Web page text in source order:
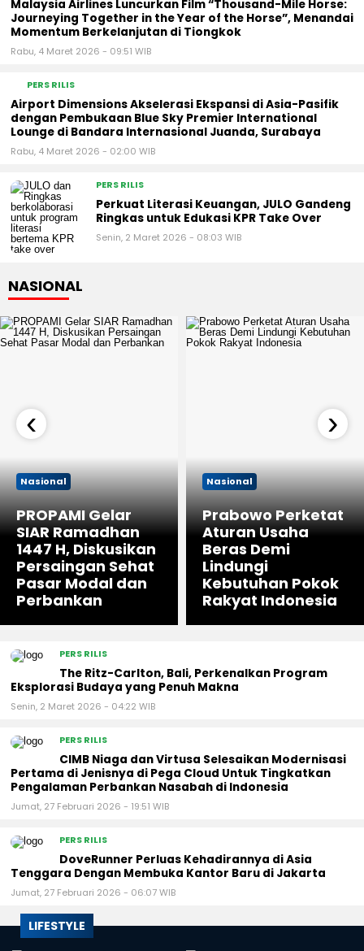
Malaysia Airlines Luncurkan Film “Thousand-Mile Horse:
Journeying Together in the Year of the Horse”, Menandai
Momentum Berkelanjutan di Tiongkok
Rabu, 4 Maret 2026 - 09:51 WIB
PERS RILIS
Airport Dimensions Akselerasi Ekspansi di Asia-Pasifik
dengan Pembukaan Blue Sky Premier International
Lounge di Bandara Internasional Juanda, Surabaya
Rabu, 4 Maret 2026 - 02:00 WIB
PERS RILIS
Perkuat Literasi Keuangan, JULO Gandeng
Ringkas untuk Edukasi KPR Take Over
Senin, 2 Maret 2026 - 08:03 WIB
NASIONAL
Nasional
PROPAMI Gelar
SIAR Ramadhan
1447 H, Diskusikan
Persaingan Sehat
Pasar Modal dan
Perbankan
Nasional
Prabowo Perketat
Aturan Usaha
Beras Demi
Lindungi
Kebutuhan Pokok
Rakyat Indonesia
‹ ›
PERS RILIS
The Ritz-Carlton, Bali, Perkenalkan Program
Eksplorasi Budaya yang Penuh Makna
Senin, 2 Maret 2026 - 04:22 WIB
PERS RILIS
CIMB Niaga dan Virtusa Selesaikan Modernisasi
Pertama di Jenisnya di Pega Cloud Untuk Tingkatkan
Pengalaman Perbankan Nasabah di Indonesia
Jumat, 27 Februari 2026 - 19:51 WIB
PERS RILIS
DoveRunner Perluas Kehadirannya di Asia
Tenggara Dengan Membuka Kantor Baru di Jakarta
Jumat, 27 Februari 2026 - 06:07 WIB
LIFESTYLE